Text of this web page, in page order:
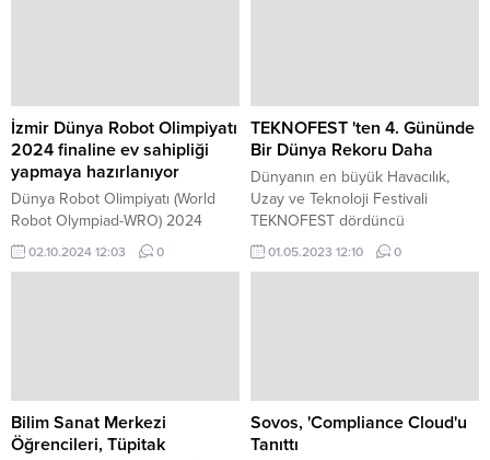
İzmir Dünya Robot Olimpiyatı
2024 finaline ev sahipliği
yapmaya hazırlanıyor
Dünya Robot Olimpiyatı (World
Robot Olympiad-WRO) 2024
Türkiye Uluslararası Finali için
geri sayım başladı.
02.10.2024 12:03 0
TEKNOFEST 'ten 4. Gününde
Bir Dünya Rekoru Daha
Dünyanın en büyük Havacılık,
Uzay ve Teknoloji Festivali
TEKNOFEST dördüncü
gününde 1 milyondan
fazla ziyaretçi katılımı ile rekor
01.05.2023 12:10 0
Bilim Sanat Merkezi
Öğrencileri, Tüpitak
Sovos, 'Compliance Cloud'u
Tanıttı